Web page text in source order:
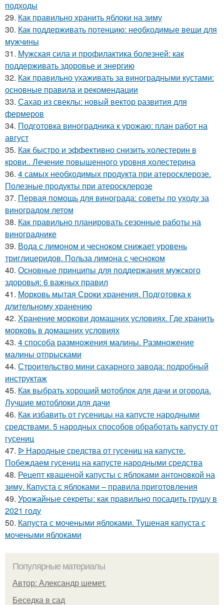
подходы
29. Как правильно хранить яблоки на зиму
30. Как поддерживать потенцию: необходимые вещи для
мужчины
31. Мужская сила и профилактика болезней: как
поддерживать здоровье и энергию
32. Как правильно ухаживать за виноградными кустами:
основные правила и рекомендации
33. Сахар из свеклы: новый вектор развития для
фермеров
34. Подготовка виноградника к урожаю: план работ на
август
35. Как быстро и эффективно снизить холестерин в
крови.. Лечение повышенного уровня холестерина
36. 4 самых необходимых продукта при атеросклерозе.
Полезные продукты при атеросклерозе
37. Первая помощь для винограда: советы по уходу за
виноградом летом
38. Как правильно планировать сезонные работы на
винограднике
39. Вода с лимоном и чесноком снижает уровень
триглицеридов. Польза лимона с чесноком
40. Основные принципы для поддержания мужского
здоровья: 6 важных правил
41. Морковь мытая Сроки хранения. Подготовка к
длительному хранению
42. Хранение моркови домашних условиях. Где хранить
морковь в домашних условиях
43. 4 способа размножения малины. Размножение
малины отпрысками
44. Строительство мини сахарного завода: подробный
инструктаж
45. Как выбрать хороший мотоблок для дачи и огорода.
Лучшие мотоблоки для дачи
46. Как избавить от гусеницы на капусте народными
средствами. 5 народных способов обработать капусту от
гусениц
47. ᐉ Народные средства от гусениц на капусте.
Побеждаем гусениц на капусте народными средства
48. Рецепт квашеной капусты с яблоками антоновкой на
зиму. Капуста с яблоками – правила приготовления
49. Урожайные секреты: как правильно посадить грушу в
2021 году
50. Капуста с мочеными яблоками. Тушеная капуста с
мочеными яблоками
Популярные материалы
Автор: Александр шемет.
Беседка в сад